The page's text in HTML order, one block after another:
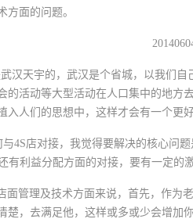
方面的问题。
汉天宇的，武汉是个省城，以我们
的活动等大型活动在人口集中的地方
人们的思想中，这样才会有一个更好
店对接，我觉得要解决的核心问题
有利益分配方面的对接，要有一定的
理及技术方面来说，首先，作为
，去满足他，这样或多或少会增加